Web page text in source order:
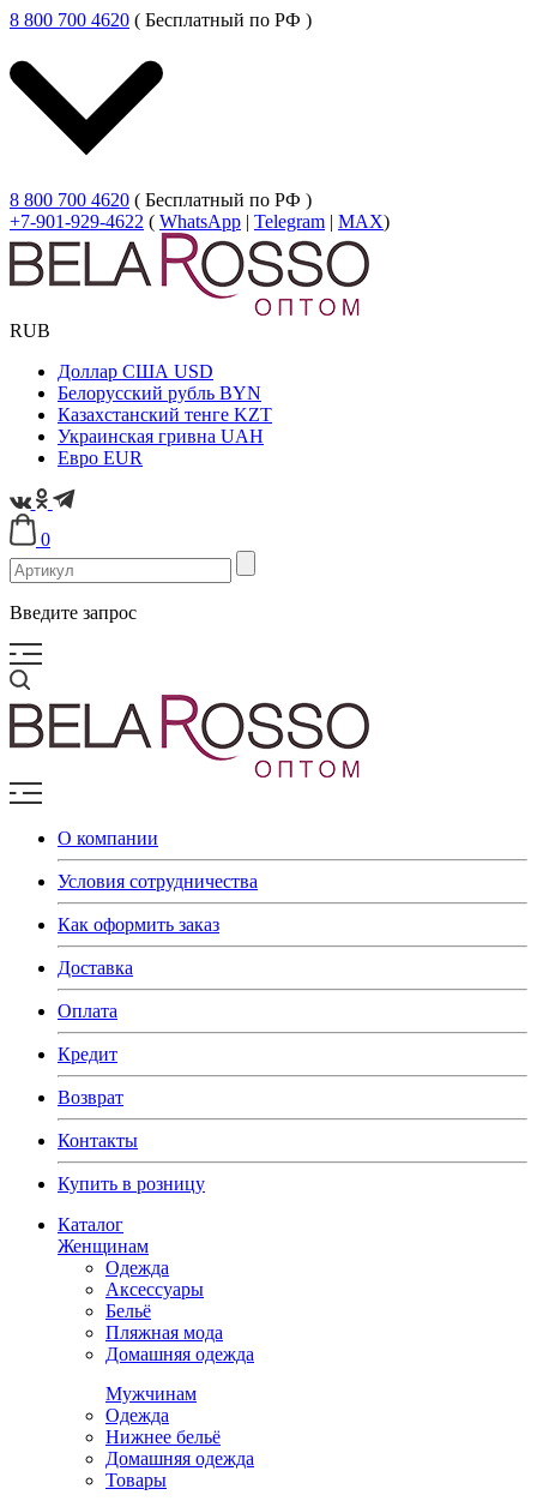
8 800 700 4620 ( Бесплатный по РФ )
8 800 700 4620 ( Бесплатный по РФ )
+7-901-929-4622 ( WhatsApp | Telegram | MAX)
RUB
Доллар США USD
Белорусский рубль BYN
Казахстанский тенге KZT
Украинская гривна UAH
Евро EUR
0
Введите запрос
О компании
Условия сотрудничества
Как оформить заказ
Доставка
Оплата
Кредит
Возврат
Контакты
Купить в розницу
Каталог
Женщинам
Одежда
Аксессуары
Бельё
Пляжная мода
Домашняя одежда
Мужчинам
Одежда
Нижнее бельё
Домашняя одежда
Товары